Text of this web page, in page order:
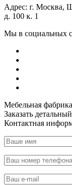
Адрес: г. Москва,
д. 100 к. 1
Мы в социальных
Мебельная
Заказать детальный
Контактная